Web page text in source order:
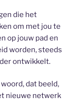
die het
om met jou te
op jouw pad en
worden, steeds
ontwikkelt.
dat beeld,
nieuwe netwerk